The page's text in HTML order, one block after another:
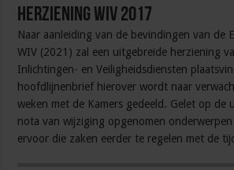
Herziening Wiv 2017
Naar aanleiding van de bevindingen van de
WIV (2021) zal een uitgebreide herziening
Inlichtingen- en Veiligheidsdiensten
hoofdlijnenbrief hierover wordt naar
weken met de Kamers gedeeld. Gelet op de
nota van wijziging opgenomen
ervoor die zaken eerder te regelen met de